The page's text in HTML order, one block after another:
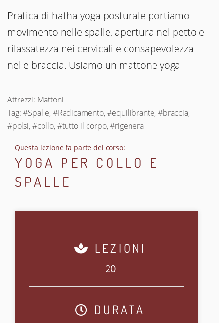
Pratica di hatha yoga posturale portiamo
movimento nelle spalle, apertura nel petto e
rilassatezza nei cervicali e consapevolezza
nelle braccia. Usiamo un mattone yoga
Attrezzi: Mattoni
Tag: #Spalle, #Radicamento, #equilibrante, #braccia,
#polsi, #collo, #tutto il corpo, #rigenera
Questa lezione fa parte del corso:
YOGA PER COLLO E
SPALLE
LEZIONI
20
DURATA